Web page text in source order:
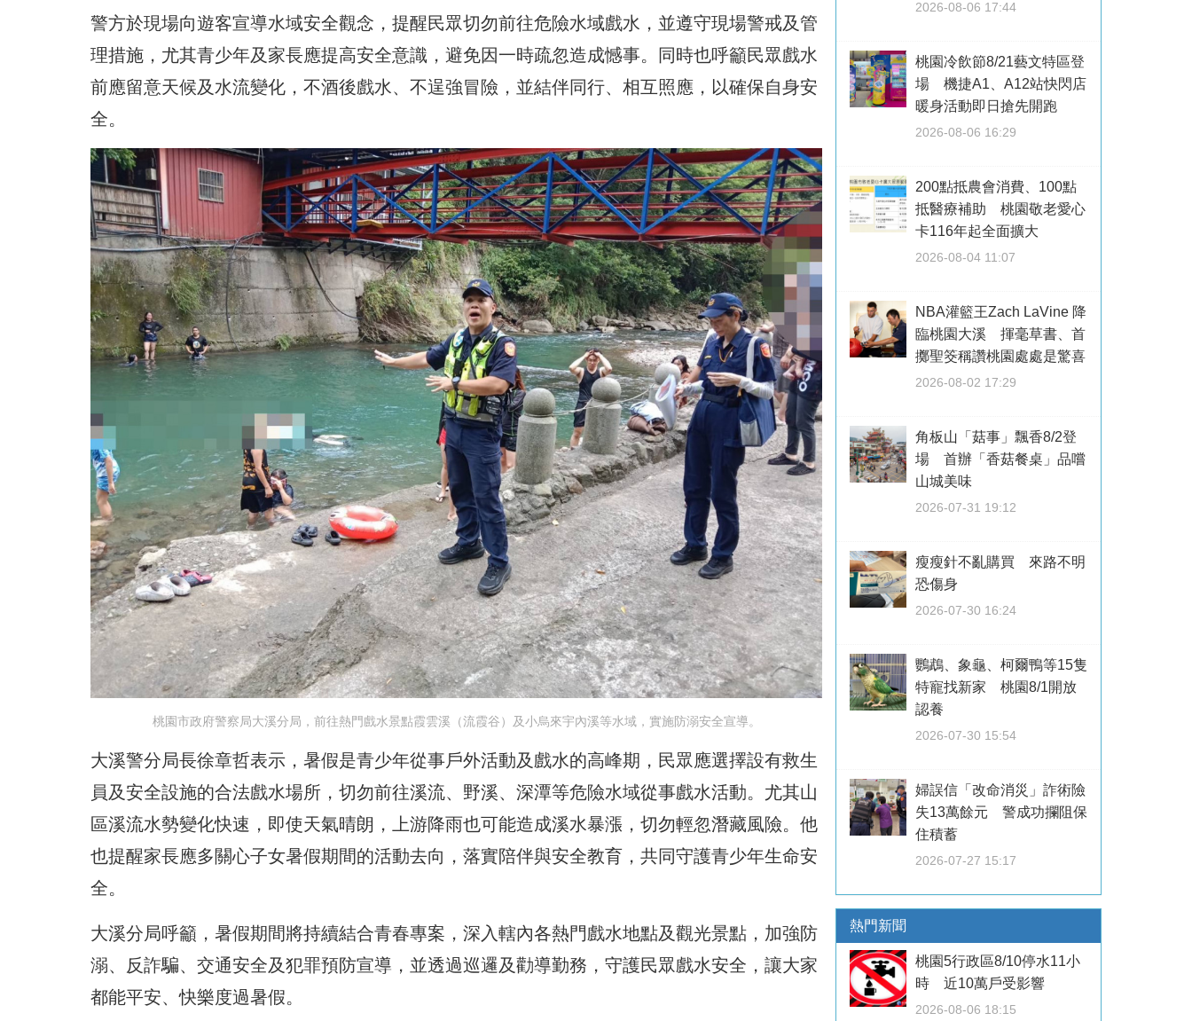
警方於現場向遊客宣導水域安全觀念，提醒民眾切勿前往危險水域戲水，並遵守現場警戒及管
理措施，尤其青少年及家長應提高安全意識，避免因一時疏忽造成憾事。同時也呼籲民眾戲水
前應留意天候及水流變化，不酒後戲水、不逞強冒險，並結伴同行、相互照應，以確保自身安
全。
桃園市政府警察局大溪分局，前往熱門戲水景點霞雲溪（流霞谷）及小烏來宇內溪等水域，實施防溺安全宣導。
大溪警分局長徐章哲表示，暑假是青少年從事戶外活動及戲水的高峰期，民眾應選擇設有救生
員及安全設施的合法戲水場所，切勿前往溪流、野溪、深潭等危險水域從事戲水活動。尤其山
區溪流水勢變化快速，即使天氣晴朗，上游降雨也可能造成溪水暴漲，切勿輕忽潛藏風險。他
也提醒家長應多關心子女暑假期間的活動去向，落實陪伴與安全教育，共同守護青少年生命安
全。
大溪分局呼籲，暑假期間將持續結合青春專案，深入轄內各熱門戲水地點及觀光景點，加強防
溺、反詐騙、交通安全及犯罪預防宣導，並透過巡邏及勸導勤務，守護民眾戲水安全，讓大家
都能平安、快樂度過暑假。
2026-08-06 17:44
桃園冷飲節8/21藝文特區登
場 機捷A1、A12站快閃店
暖身活動即日搶先開跑
2026-08-06 16:29
200點抵農會消費、100點
抵醫療補助 桃園敬老愛心
卡116年起全面擴大
2026-08-04 11:07
NBA灌籃王Zach LaVine 降
臨桃園大溪 揮毫草書、首
擲聖筊稱讚桃園處處是驚喜
2026-08-02 17:29
角板山「菇事」飄香8/2登
場 首辦「香菇餐桌」品嚐
山城美味
2026-07-31 19:12
瘦瘦針不亂購買 來路不明
恐傷身
2026-07-30 16:24
鸚鵡、象龜、柯爾鴨等15隻
特寵找新家 桃園8/1開放
認養
2026-07-30 15:54
婦誤信「改命消災」詐術險
失13萬餘元 警成功攔阻保
住積蓄
2026-07-27 15:17
熱門新聞
桃園5行政區8/10停水11小
時 近10萬戶受影響
2026-08-06 18:15